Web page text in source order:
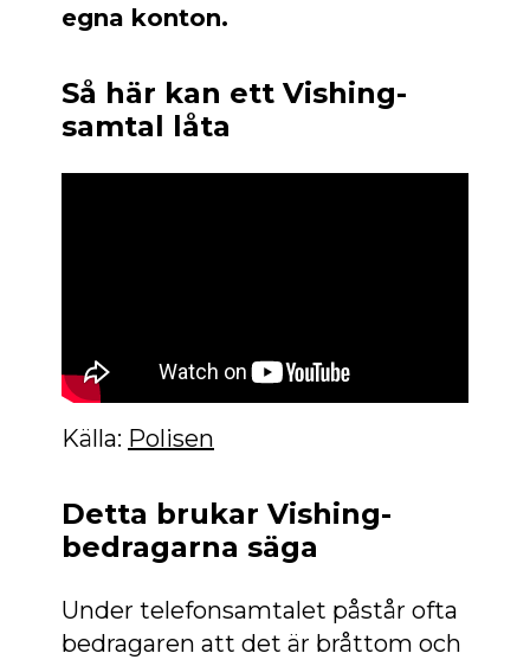
egna konton.
Så här kan ett Vishing-
samtal låta
Källa: Polisen
Detta brukar Vishing-
bedragarna säga
Under telefonsamtalet påstår ofta
bedragaren att det är bråttom och